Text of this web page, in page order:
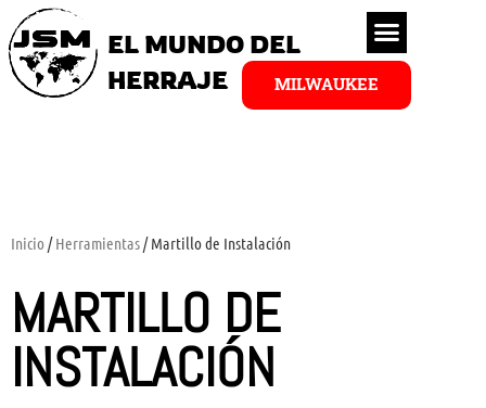
EL MUNDO DEL
HERRAJE
MILWAUKEE
Inicio /Herramientas/ Martillo de Instalación
MARTILLO DE
INSTALACIÓN